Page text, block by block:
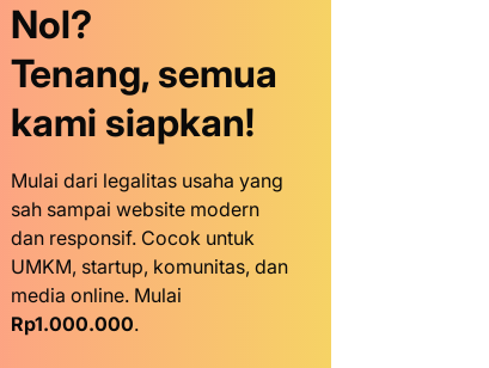
Nol?
Tenang, semua
kami siapkan!
Mulai dari legalitas usaha yang
sah sampai website modern
dan responsif. Cocok untuk
UMKM, startup, komunitas, dan
media online. Mulai
Rp1.000.000.